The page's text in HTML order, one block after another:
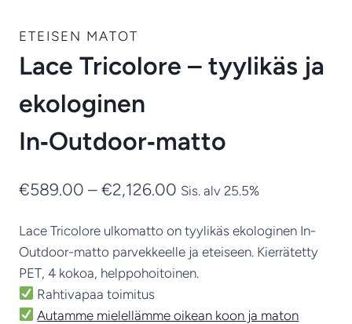
ETEISEN MATOT
Lace Tricolore – tyylikäs ja
ekologinen
In‑Outdoor‑matto
€589.00 – €2,126.00 Hintaluokka:
-
€2,126.00
Sis. alv 25.5%
Lace Tricolore ulkomatto on tyylikäs ekologinen In-
Outdoor-matto parvekkeelle ja eteiseen. Kierrätetty
PET, 4 kokoa, helppohoitoinen.
Rahtivapaa toimitus
Autamme mielellämme oikean koon ja maton